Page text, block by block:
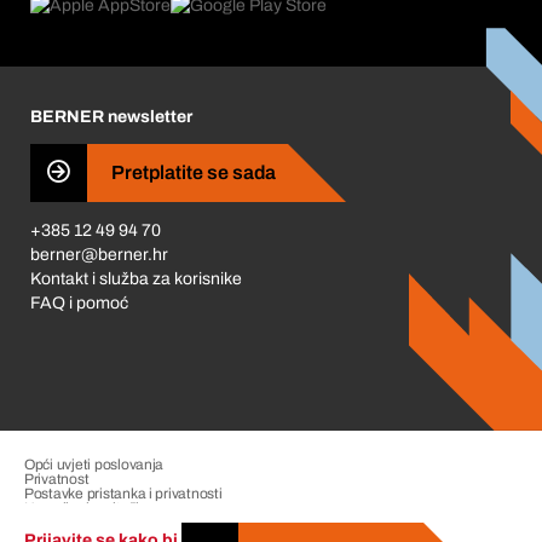
Što nas pokreće
Business Conduct
BERNER newsletter
Pretplatite se sada
+385 12 49 94 70
berner@berner.hr
Kontakt i služba za korisnike
FAQ i pomoć
Opći uvjeti poslovanja
Privatnost
Postavke pristanka i privatnosti
Upravljanje pritužbama